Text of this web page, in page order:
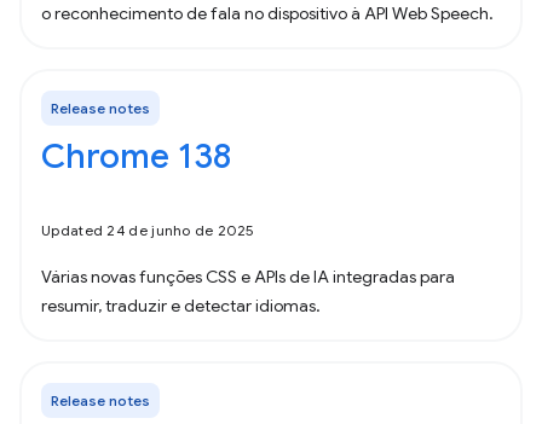
o reconhecimento de fala no dispositivo à API Web Speech.
Release notes
Chrome 138
Updated 24 de junho de 2025
Várias novas funções CSS e APIs de IA integradas para
resumir, traduzir e detectar idiomas.
Release notes